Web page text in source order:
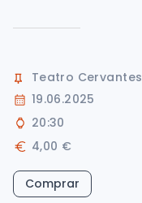
Teatro Cervantes
19.06.2025
20:30
4,00 €
Comprar